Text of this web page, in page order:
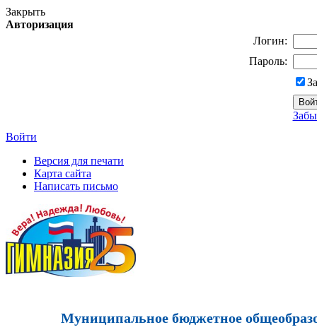
Закрыть
Авторизация
Логин:
Пароль:
Войти
Версия для печати
Карта сайта
Написать письмо
Муниципальное бюджетное